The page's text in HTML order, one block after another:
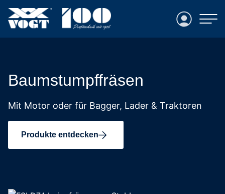
Login
Baumstumpffräsen
Mit Motor oder für Bagger, Lader & Traktoren
Produkte entdecken